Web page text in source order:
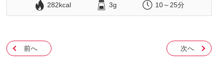
282kcal 3g 10～25分
前へ 次へ